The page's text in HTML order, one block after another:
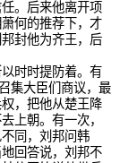
。后来他离开项
何的推荐下，才
封他为齐王，后
时时提防着。有
集大臣们商议，最
，把他从楚王降
上朝。有一次，
同，刘邦问韩
回答说，刘邦不